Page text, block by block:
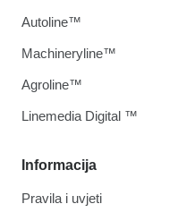
Informacija
Pravila i uvjeti
Autoline™
Machineryline™
Agroline™
Linemedia Digital ™